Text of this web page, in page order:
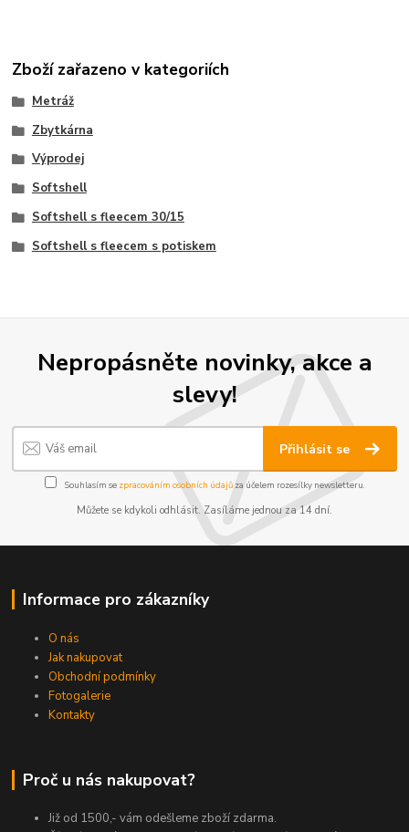
Zboží zařazeno v kategoriích
Metráž
Zbytkárna
Výprodej
Softshell
Softshell s fleecem 30/15
Softshell s fleecem s potiskem
Nepropásněte novinky, akce a
slevy!
Přihlásit se
Souhlasím se zpracováním osobních údajůza účelem rozesílky newsletteru.
Můžete se kdykoli odhlásit. Zasíláme jednou za 14 dní.
Informace pro zákazníky
O nás
Jak nakupovat
Obchodní podmínky
Fotogalerie
Kontakty
Proč u nás nakupovat?
Již od 1500,- vám odešleme zboží zdarma.